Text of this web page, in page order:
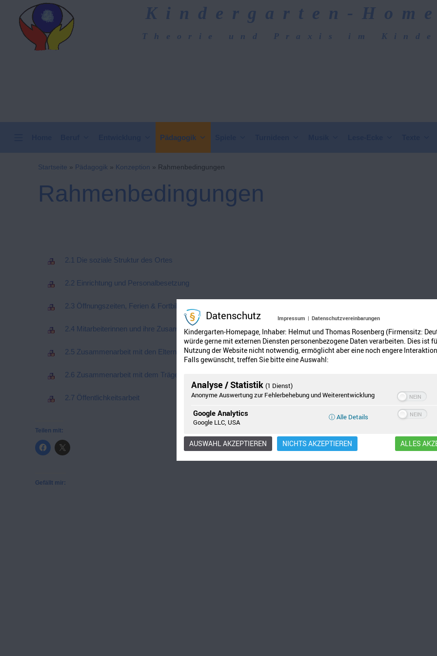
springen
Kindergarten-
Theorie und Praxis im
Pädagogik
Startseite » Pädagogik » Konzeption » Rahmenbedingungen
Rahmenbedingungen
2.1 Die soziale Struktur des Ortes
2.2 Einrichtung und Personalbesetzung
2.3 Öffnungszeiten, Ferien & Fortbildungstage
2.4 Mitarbeiterinnen und ihre Zusammenarbeit
2.5 Zusammenarbeit mit den Eltern
2.6 Zusammenarbeit mit dem Träger – Die Evangelische Kirchengemeinde Hünxe und unser Kindergarten
2.7 Öffentlichkeitsarbeit
Teilen mit:
Gefällt mir:
Datenschutz Impressum | Datenschutzvereinbarungen
Kindergarten-Homepage, Inhaber: Helmut und Thomas Rosenberg (Firmensitz:
würde gerne mit externen Diensten personenbezogene Daten verarbeiten. Dies ist
Nutzung der Website nicht notwendig, ermöglicht aber eine noch engere
Falls gewünscht, treffen Sie bitte eine Auswahl:
Analyse / Statistik (1 Dienst)
Anonyme Auswertung zur Fehlerbehebung und Weiterentwicklung
Google Analytics
Google LLC, USA
ⓘ Alle Details
AUSWAHL AKZEPTIEREN NICHTS AKZEPTIEREN ALLES